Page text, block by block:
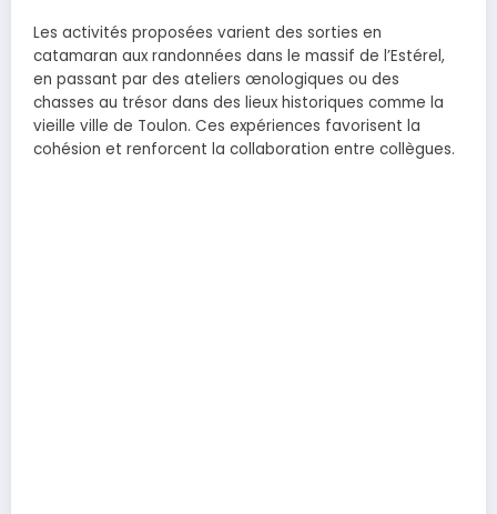
Les activités proposées varient des sorties en
catamaran aux randonnées dans le massif de l’Estérel,
en passant par des ateliers œnologiques ou des
chasses au trésor dans des lieux historiques comme la
vieille ville de Toulon. Ces expériences favorisent la
cohésion et renforcent la collaboration entre collègues.